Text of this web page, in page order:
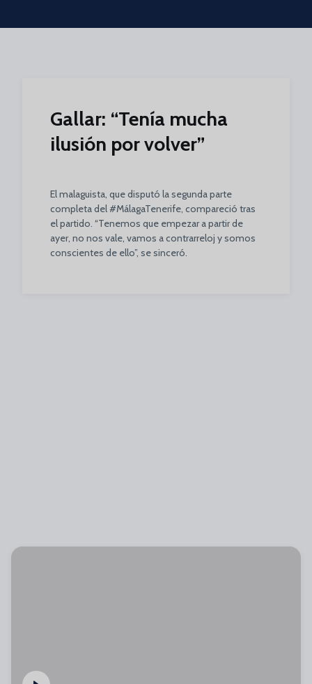
Skip to main content
Gallar: “Tenía mucha
ilusión por volver”
El malaguista, que disputó la segunda parte
completa del #MálagaTenerife, compareció tras
el partido. “Tenemos que empezar a partir de
ayer, no nos vale, vamos a contrarreloj y somos
conscientes de ello”, se sinceró.